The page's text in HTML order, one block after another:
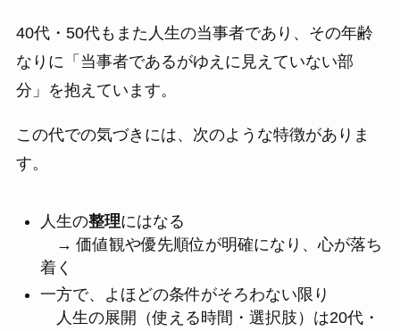
40代・50代もまた人生の当事者であり、その年齢
なりに「当事者であるがゆえに見えていない部
分」を抱えています。
この代での気づきには、次のような特徴がありま
す。
人生の整理にはなる
→ 価値観や優先順位が明確になり、心が落ち
着く
一方で、よほどの条件がそろわない限り
人生の展開（使える時間・選択肢）は20代・